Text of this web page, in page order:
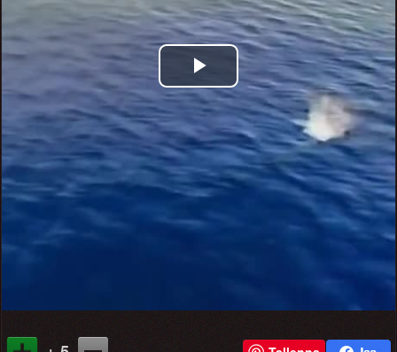
Play
Video